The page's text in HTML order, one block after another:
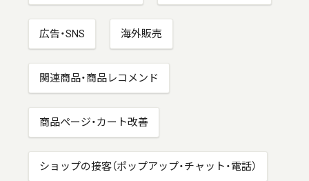
広告・SNS 海外販売
関連商品・商品レコメンド
商品ページ・カート改善
ショップの接客（ポップアップ・チャット・電話）